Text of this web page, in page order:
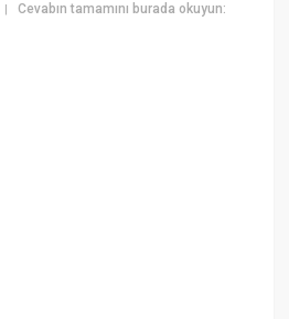
|Cevabın tamamını burada okuyun: